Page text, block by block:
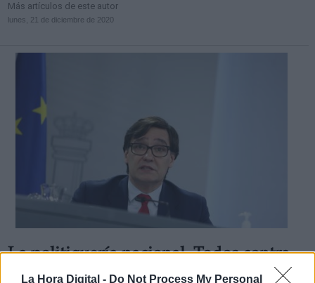
La Hora Digital - Do Not Process My Personal
Más artículos de este autor
lunes, 21 de diciembre de 2020
La politiquería nacional. Todos contra
Illa